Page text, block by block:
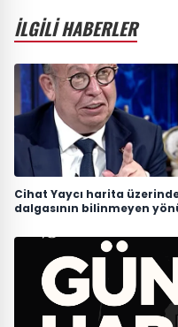
İLGİLİ HABERLER
Cihat Yaycı harita
dalgasının bilinmeyen